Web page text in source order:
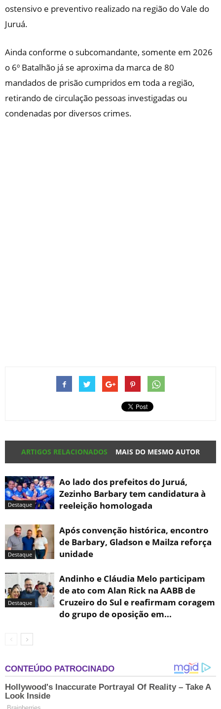
ostensivo e preventivo realizado na região do Vale do
Juruá.
Ainda conforme o subcomandante, somente em 2026
o 6º Batalhão já se aproxima da marca de 80
mandados de prisão cumpridos em toda a região,
retirando de circulação pessoas investigadas ou
condenadas por diversos crimes.
ARTIGOS RELACIONADOS MAIS DO MESMO AUTOR
Destaque
Ao lado dos prefeitos do Juruá,
Zezinho Barbary tem candidatura à
reeleição homologada
Destaque
Após convenção histórica, encontro
de Barbary, Gladson e Mailza reforça
unidade
Destaque
Andinho e Cláudia Melo participam
de ato com Alan Rick na AABB de
Cruzeiro do Sul e reafirmam coragem
do grupo de oposição em...